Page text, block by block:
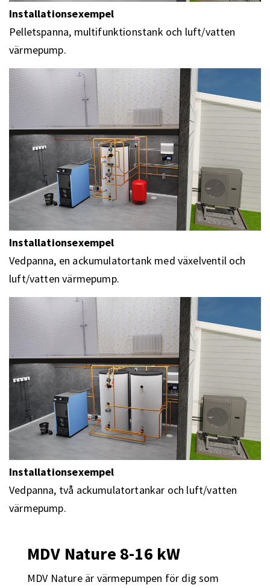
Installationsexempel
Pelletspanna, multifunktionstank och luft/vatten
värmepump.
Installationsexempel
Vedpanna, en ackumulatortank med växelventil och
luft/vatten värmepump.
Installationsexempel
Vedpanna, två ackumulatortankar och luft/vatten
värmepump.
MDV Nature 8-16 kW
MDV Nature är värmepumpen för dig som